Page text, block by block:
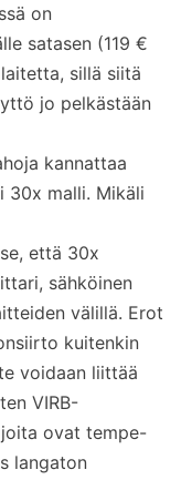
on
satasen (119 €
sillä siitä
jo pelkästään
kannattaa
30x malli. Mikäli
että 30x
sähköinen
välillä. Erot
kuitenkin
voidaan liittää
VIRB-
ovat tempe-
langaton